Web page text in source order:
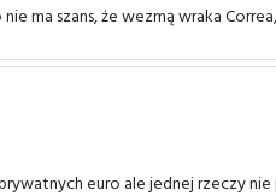
ma szans, że wezmą wraka
euro ale jednej rzeczy